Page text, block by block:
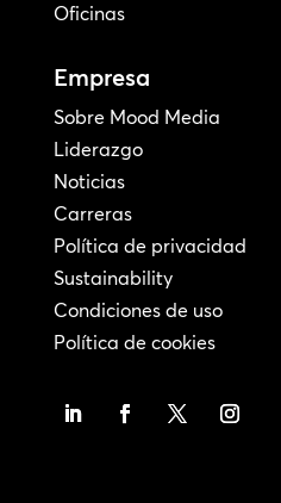
Oficinas
Empresa
Sobre Mood Media
Liderazgo
Noticias
Carreras
Política de privacidad
Sustainability
Condiciones de uso
Política de cookies